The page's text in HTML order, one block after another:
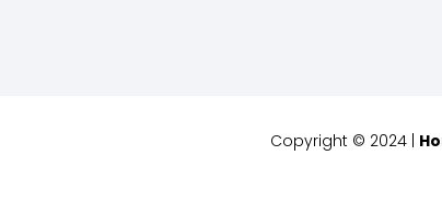
Copyright © 2024 |